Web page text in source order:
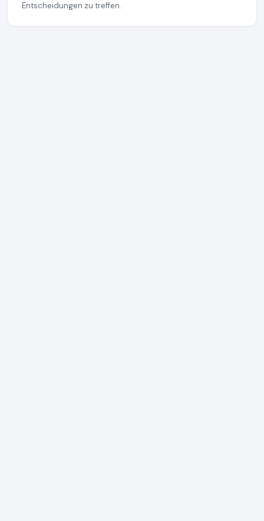
Entscheidungen zu treffen.